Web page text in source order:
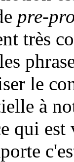
pre-
très
le
à
qui